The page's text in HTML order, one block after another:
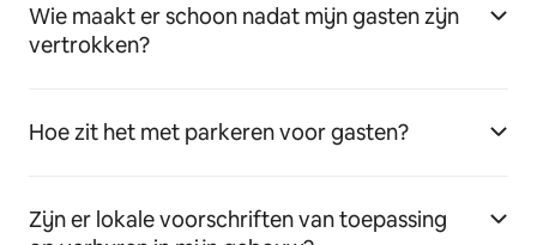
Wie maakt er schoon nadat mijn gasten zijn
vertrokken?
Hoe zit het met parkeren voor gasten?
Zijn er lokale voorschriften van toepassing